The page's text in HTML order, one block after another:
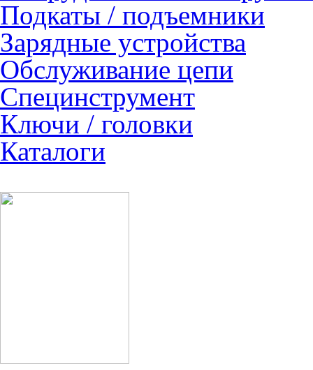
Подкаты / подъемники
Зарядные устройства
Обслуживание цепи
Специнструмент
Ключи / головки
Каталоги